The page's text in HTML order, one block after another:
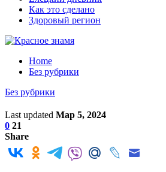
Как это сделано
Здоровый регион
Home
Без рубрики
Без рубрики
Last updated Мар 5, 2024
0 21
Share